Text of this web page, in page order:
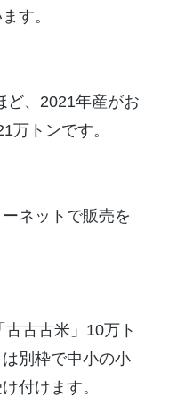
す。
ど、2021年産がお
万トンです。
ネットで販売を
古古米」10万ト
別枠で中小の小
付けます。